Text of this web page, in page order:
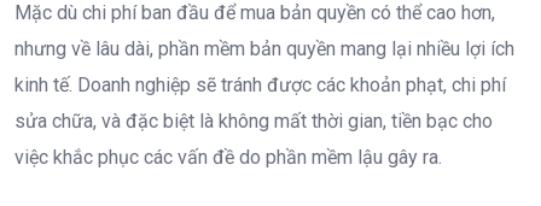
Mặc dù chi phí ban đầu để mua bản quyền có thể cao hơn,
nhưng về lâu dài, phần mềm bản quyền mang lại nhiều lợi ích
kinh tế. Doanh nghiệp sẽ tránh được các khoản phạt, chi phí
sửa chữa, và đặc biệt là không mất thời gian, tiền bạc cho
việc khắc phục các vấn đề do phần mềm lậu gây ra.